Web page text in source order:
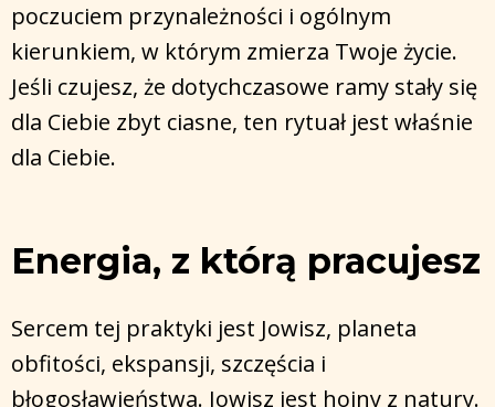
poczuciem przynależności i ogólnym
kierunkiem, w którym zmierza Twoje życie.
Jeśli czujesz, że dotychczasowe ramy stały się
dla Ciebie zbyt ciasne, ten rytuał jest właśnie
dla Ciebie.
Energia, z którą pracujesz
Sercem tej praktyki jest Jowisz, planeta
obfitości, ekspansji, szczęścia i
błogosławieństwa. Jowisz jest hojny z natury.